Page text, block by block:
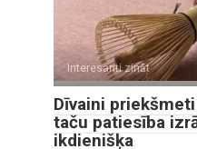
Interesanti zināt
Dīvaini
taču patiesība
ikdienišķa